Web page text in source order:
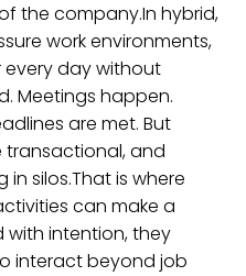
the company.In hybrid,
work environments,
day without
Meetings happen.
are met. But
and
silos.That is where
can make a
with intention, they
interact beyond job